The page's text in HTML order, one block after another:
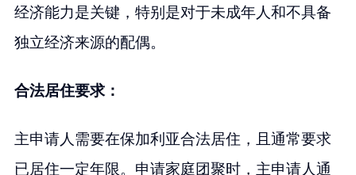
经济能力是关键，特别是对于未成年人和不具备
独立经济来源的配偶。
合法居住要求：
主申请人需要在保加利亚合法居住，且通常要求
已居住一定年限。申请家庭团聚时，主申请人通